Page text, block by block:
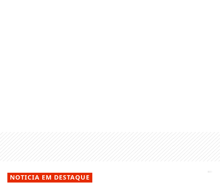
NOTICIA EM DESTAQUE